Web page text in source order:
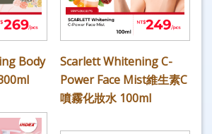
Body
Scarlett Whitening C-
Power Face Mist維生素C
噴霧化妝水 100ml